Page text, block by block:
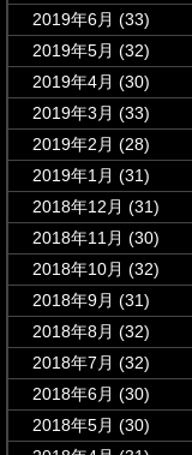
2019年6月 (33)
2019年5月 (32)
2019年4月 (30)
2019年3月 (33)
2019年2月 (28)
2019年1月 (31)
2018年12月 (31)
2018年11月 (30)
2018年10月 (32)
2018年9月 (31)
2018年8月 (32)
2018年7月 (32)
2018年6月 (30)
2018年5月 (30)